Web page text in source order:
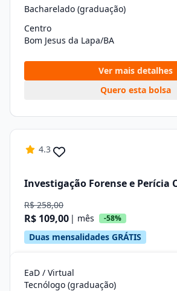
Bacharelado (graduação)
Centro
Bom Jesus da Lapa/BA
Ver mais detalhes
Quero esta bolsa
4.3
Investigação Forense e Perícia
R$ 258,00
R$ 109,00 | mês -58%
Duas mensalidades GRÁTIS
EaD / Virtual
Tecnólogo (graduação)